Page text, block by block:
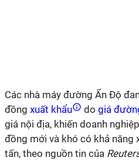
Các nhà máy đường Ấn Độ
đồng xuất khẩu do giá
giá nội địa, khiến doanh
đồng mới và khó có khả năng
tấn, theo nguồn tin của